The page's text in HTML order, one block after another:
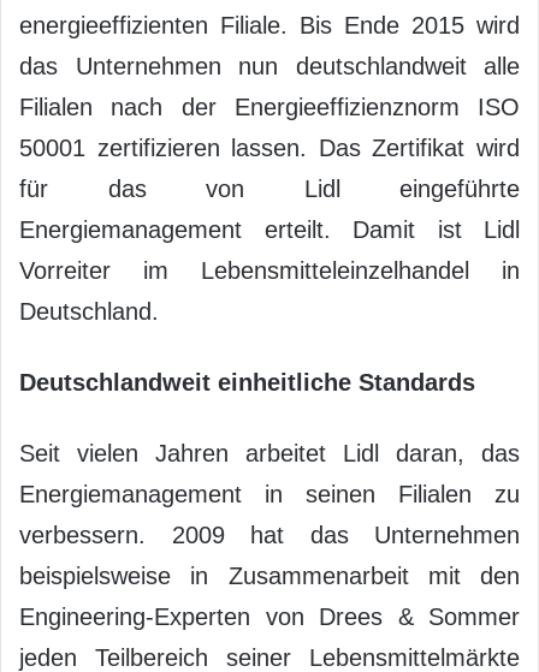
energieeffizienten Filiale. Bis Ende 2015 wird
das Unternehmen nun deutschlandweit alle
Filialen nach der Energieeffizienznorm ISO
50001 zertifizieren lassen. Das Zertifikat wird
für das von Lidl eingeführte
Energiemanagement erteilt. Damit ist Lidl
Vorreiter im Lebensmitteleinzelhandel in
Deutschland.
Deutschlandweit einheitliche Standards
Seit vielen Jahren arbeitet Lidl daran, das
Energiemanagement in seinen Filialen zu
verbessern. 2009 hat das Unternehmen
beispielsweise in Zusammenarbeit mit den
Engineering-Experten von Drees & Sommer
jeden Teilbereich seiner Lebensmittelmärkte